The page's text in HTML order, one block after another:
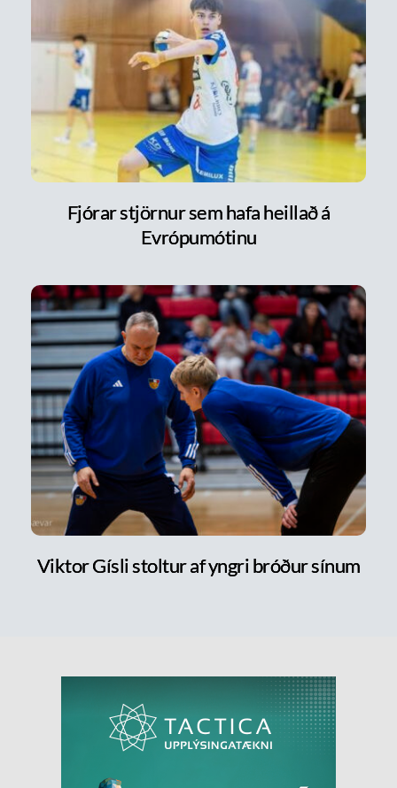
Fjórar stjörnur sem hafa heillað á
Evrópumótinu
Viktor Gísli stoltur af yngri bróður sínum